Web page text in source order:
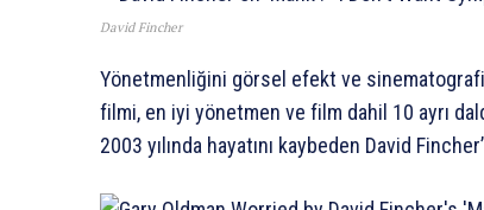
David Fincher
Yönetmenliğini görsel efekt ve sinematografi
filmi, en iyi yönetmen ve film dahil 10 ayrı
2003 yılında hayatını kaybeden David